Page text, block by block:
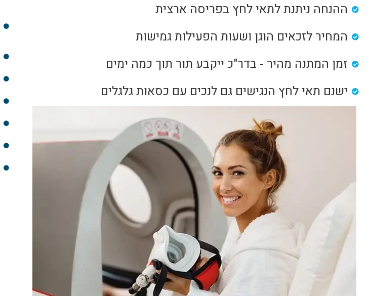
ההנחה ניתנת לתאי לחץ בפריסה ארצית
המחיר לזכאים הוגן ושעות הפעילות גמישות
זמן המתנה מהיר - בדר"כ ייקבע תור תוך כמה ימים
ישנם תאי לחץ הנגישים גם לנכים עם כסאות גלגלים